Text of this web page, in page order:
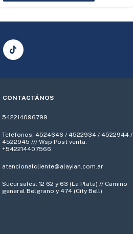
CONTACTÁNOS
542214096799
Teléfonos: 4524646 / 4522934 / 4522944 /
4522945 /// Wsp Post venta:
+542214407566
atencionalcliente@alayian.com.ar
Sucursales: 12 62 y 63 (La Plata) // Camino
general Belgrano y 474 (City Bell)